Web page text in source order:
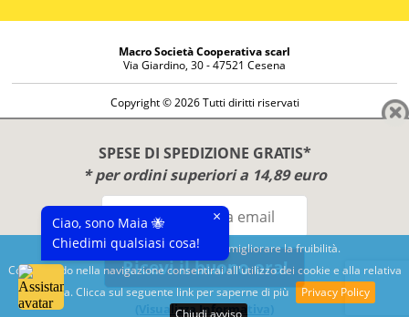
Questo sito utilizza cookies per migliorare la fruibilità.
Continuando nella navigazione consentirai all'utilizzo dei cookie e alla relativa
politica. Clicca sul seguente link per saperne di più
Privacy Policy
Chiudi avviso
SPESE DI SPEDIZIONE GRATIS*
* per ordini superiori a 14,89 euro
Ricevi il buono ora!
(Visualizza Informativa)
Macro Società Cooperativa scarl
Via Giardino, 30 - 47521 Cesena
Copyright © 2026 Tutti diritti riservati
Diritto di reso
Disclaimer
Privacy Policy
Benessere e conoscenza dal 1987
Sviluppato daNimaia
Ciao, sono Maia 🐝
Chiedimi qualsiasi cosa!
×